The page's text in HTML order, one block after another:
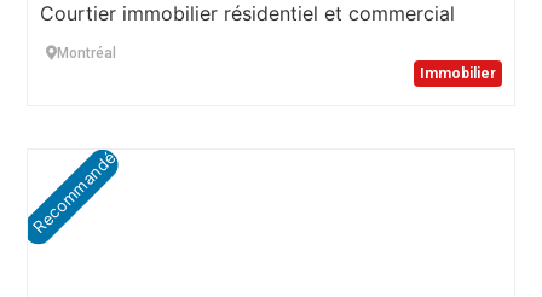
Courtier immobilier résidentiel et commercial
Montréal
Immobilier
Recommandé